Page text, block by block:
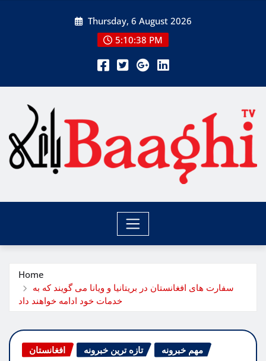
Thursday, 6 August 2026
5:10:40 PM
Home
سفارت های افغانستان در بریتانیا و ویانا می گویند که به
خدمات خود ادامه خواهند داد
افغانستان تازه ترین خبرونه مهم خبرونه